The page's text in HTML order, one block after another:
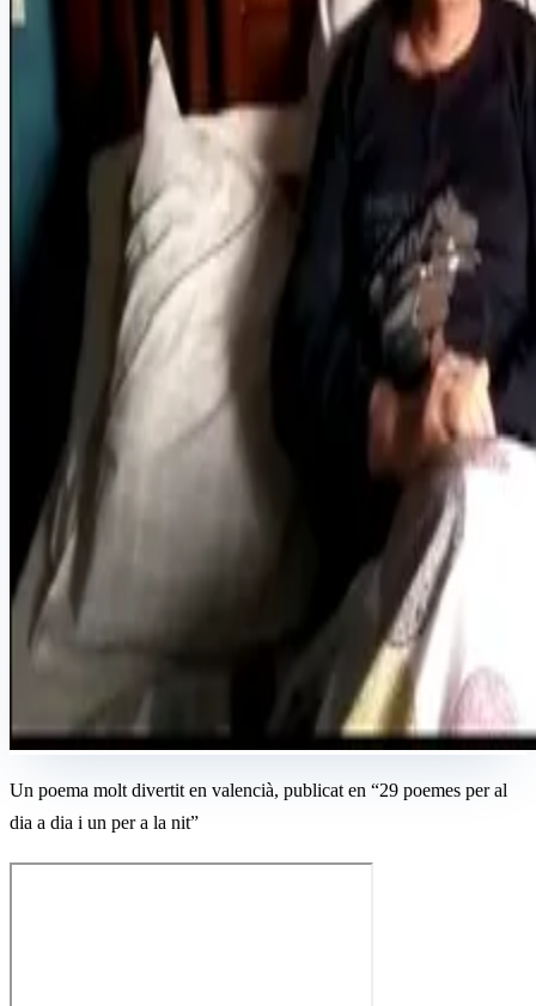
Un poema molt divertit en valencià, publicat en “29 poemes per al
dia a dia i un per a la nit”